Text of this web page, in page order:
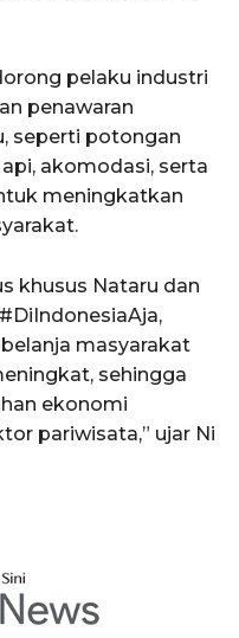
pelaku industri
penawaran
seperti potongan
akomodasi, serta
meningkatkan
khusus Nataru dan
masyarakat
sehingga
ekonomi
pariwisata,” ujar Ni